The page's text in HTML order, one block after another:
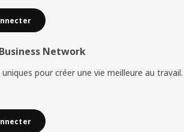
Network
uniques pour créer une vie meilleure au travail.